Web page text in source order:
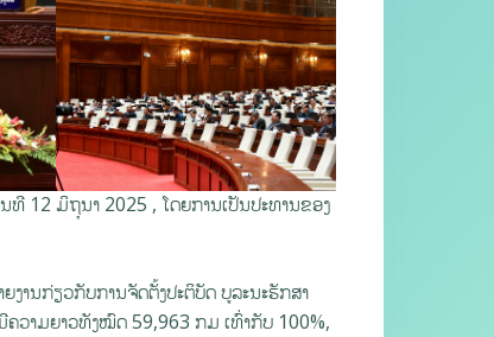
ທີ 12 ມິຖຸນາ 2025 , ໂດຍການເປັນປະທານຂອງ
ງານກ່ຽວກັບການຈັດຕັ້ງປະຕິບັດ ບູລະນະຮັກສາ
ມີຄວາມຍາວທັງໝົດ 59,963 ກມ ເທົ່າກັບ 100%,